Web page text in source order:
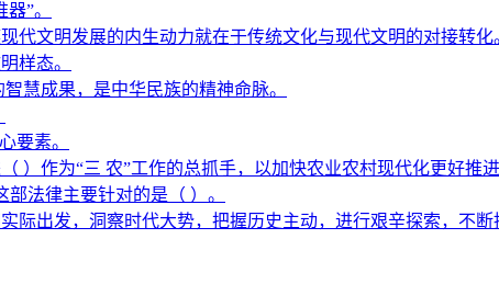
”。
代文明发展的内生动力就在于传统文化与现代文明的对接转化
样态。
慧成果，是中华民族的精神命脉。
要素。
）作为“三 农”工作的总抓手，以加快农业农村现代化更好推
法律主要针对的是（ ）。
际出发，洞察时代大势，把握历史主动，进行艰辛探索，不